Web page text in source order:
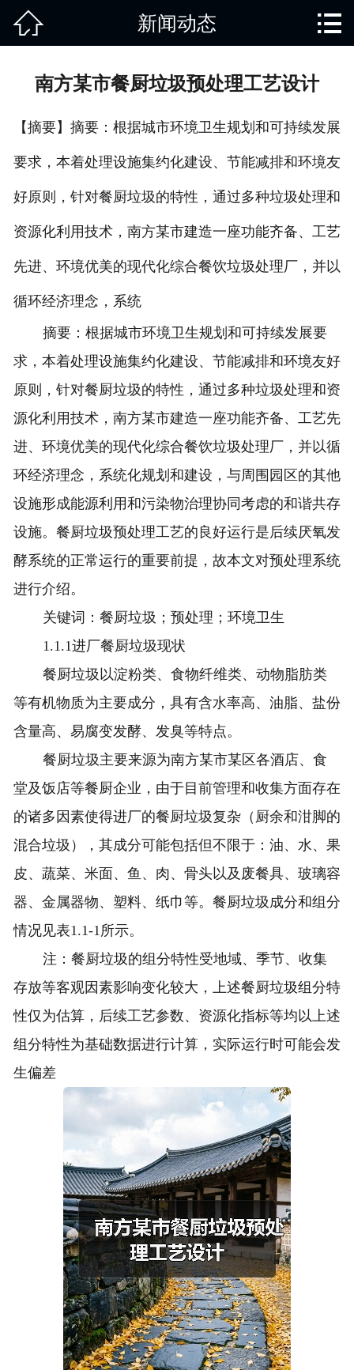
新闻动态
 新闻动态 
南方某市餐厨垃圾预处理工艺设计
【摘要】摘要：根据城市环境卫生规划和可持续发展
要求，本着处理设施集约化建设、节能减排和环境友
好原则，针对餐厨垃圾的特性，通过多种垃圾处理和
资源化利用技术，南方某市建造一座功能齐备、工艺
先进、环境优美的现代化综合餐饮垃圾处理厂，并以
循环经济理念，系统
摘要：根据城市环境卫生规划和可持续发展要
求，本着处理设施集约化建设、节能减排和环境友好
原则，针对餐厨垃圾的特性，通过多种垃圾处理和资
源化利用技术，南方某市建造一座功能齐备、工艺先
进、环境优美的现代化综合餐饮垃圾处理厂，并以循
环经济理念，系统化规划和建设，与周围园区的其他
设施形成能源利用和污染物治理协同考虑的和谐共存
设施。餐厨垃圾预处理工艺的良好运行是后续厌氧发
酵系统的正常运行的重要前提，故本文对预处理系统
进行介绍。
关键词：餐厨垃圾；预处理；环境卫生
1.1.1进厂餐厨垃圾现状
餐厨垃圾以淀粉类、食物纤维类、动物脂肪类
等有机物质为主要成分，具有含水率高、油脂、盐份
含量高、易腐变发酵、发臭等特点。
餐厨垃圾主要来源为南方某市某区各酒店、食
堂及饭店等餐厨企业，由于目前管理和收集方面存在
的诸多因素使得进厂的餐厨垃圾复杂（厨余和泔脚的
混合垃圾），其成分可能包括但不限于：油、水、果
皮、蔬菜、米面、鱼、肉、骨头以及废餐具、玻璃容
器、金属器物、塑料、纸巾等。餐厨垃圾成分和组分
情况见表1.1-1所示。
注：餐厨垃圾的组分特性受地域、季节、收集
存放等客观因素影响变化较大，上述餐厨垃圾组分特
性仅为估算，后续工艺参数、资源化指标等均以上述
组分特性为基础数据进行计算，实际运行时可能会发
生偏差